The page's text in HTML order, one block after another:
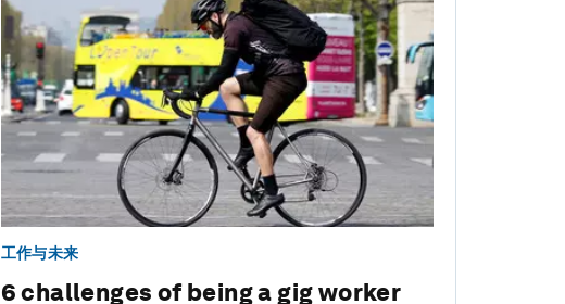
工作与未来
6 challenges of being a gig worker